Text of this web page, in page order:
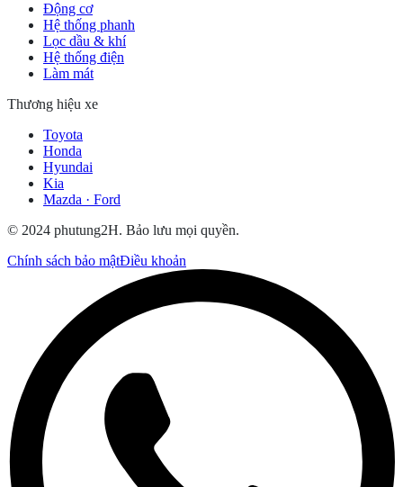
Động cơ
Hệ thống phanh
Lọc dầu & khí
Hệ thống điện
Làm mát
Thương hiệu xe
Toyota
Honda
Hyundai
Kia
Mazda · Ford
© 2024 phutung2H. Bảo lưu mọi quyền.
Chính sách bảo mậtĐiều khoản